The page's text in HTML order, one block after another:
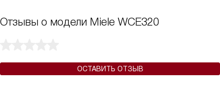
Отзывы о модели Miele WCE320
ОСТАВИТЬ ОТЗЫВ